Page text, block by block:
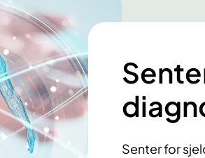
Senter for